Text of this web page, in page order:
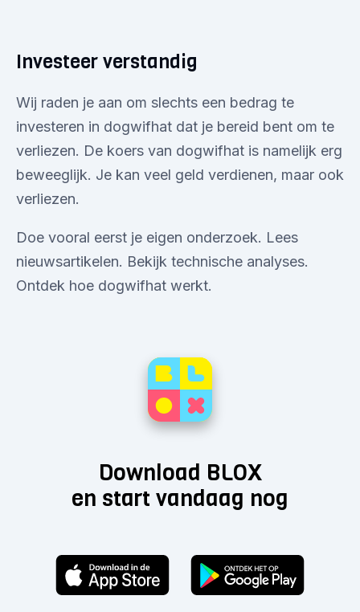
Investeer verstandig
Wij raden je aan om slechts een bedrag te
investeren in dogwifhat dat je bereid bent om te
verliezen. De koers van dogwifhat is namelijk erg
beweeglijk. Je kan veel geld verdienen, maar ook
verliezen.
Doe vooral eerst je eigen onderzoek. Lees
nieuwsartikelen. Bekijk technische analyses.
Ontdek hoe dogwifhat werkt.
Download BLOX
en start vandaag nog